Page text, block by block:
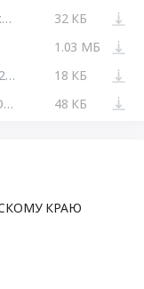
Приложение к закупке на ЕАТ Березка (1).docx
32 КБ
1.03 МБ
Информация по закупке №100254112126100053.html
18 КБ
Извещение. ЕДИНЫЙ АГРЕГАТОР ТОРГОВЛИ
48 КБ
КРАЮ